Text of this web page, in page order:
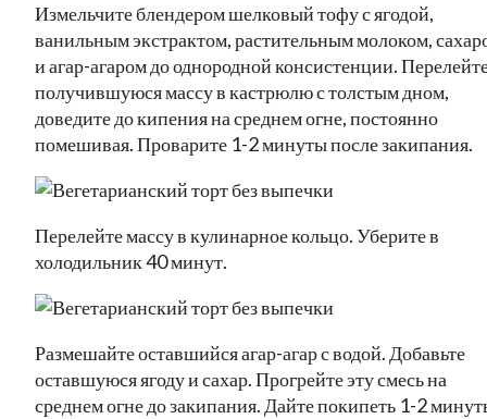
Измельчите блендером шелковый тофу с ягодой,
ванильным экстрактом, растительным молоком,
и агар-агаром до однородной консистенции.
получившуюся массу в кастрюлю с толстым дном,
доведите до кипения на среднем огне, постоянно
помешивая. Проварите 1-2 минуты после закипания.
Перелейте массу в кулинарное кольцо. Уберите в
холодильник 40 минут.
Размешайте оставшийся агар-агар с водой. Добавьте
оставшуюся ягоду и сахар. Прогрейте эту смесь на
среднем огне до закипания. Дайте покипеть 1-2